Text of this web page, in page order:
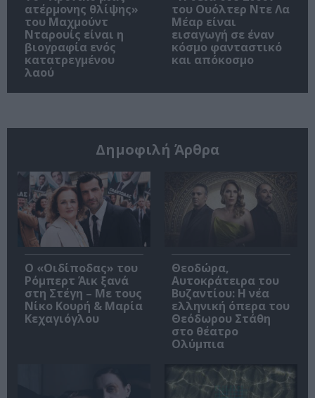
ατέρμονης θλίψης»
του Μαχμούντ
Νταρουίς είναι η
βιογραφία ενός
κατατρεγμένου
λαού
του Ουόλτερ Ντε Λα
Μέαρ είναι
εισαγωγή σε έναν
κόσμο φανταστικό
και απόκοσμο
Δημοφιλή Άρθρα
O «Οιδίποδας» του
Ρόμπερτ Άικ ξανά
στη Στέγη – Με τους
Νίκο Κουρή & Μαρία
Κεχαγιόγλου
Θεοδώρα,
Αυτοκράτειρα του
Βυζαντίου: Η νέα
ελληνική όπερα του
Θεόδωρου Στάθη
στο θέατρο
Ολύμπια